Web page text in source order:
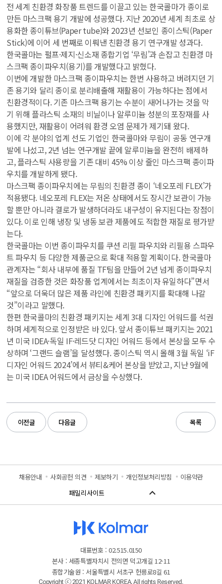
전 세계 친환경 화장품 트렌드를 이끌고 있는 한국콜마가 종이로
만든 마스크팩 용기 개발에 성공했다. 지난 2020년 세계 최초로 상
용화한 종이튜브(Paper tube)와 2023년 선보인 종이스틱(Paper
Stick)에 이어 세 번째로 이뤄낸 친환경 용기 연구개발 성과다.
한국콜마는 펄프·제지·신소재 종합기업 ‘무림’과 손잡고 친환경 마
스크팩 종이파우치(용기)를 개발했다고 밝혔다.
이번에 개발한 마스크팩 종이파우치는 한번 사용하고 버려지던 기
존 용기와 달리 종이로 분리배출해 재활용이 가능하다는 점에서
친환경적이다. 기존 마스크팩 용기는 수분이 새어나가는 것을 막
기 위해 플라스틱 소재의 비닐이나 알루미늄 성분의 포장재를 사
용했지만, 재활용이 어려워 환경 오염 문제가 제기돼 왔다.
이에 각 분야의 업계 선도 기업인 한국콜마와 무림이 공동 연구개
발에 나섰고, 2년 넘는 연구개발 끝에 알루미늄을 완전히 배제하
고, 플라스틱 사용량을 기존 대비 45% 이상 줄인 마스크팩 종이파
우치를 개발하게 됐다.
마스크팩 종이파우치에는 무림의 친환경 종이 ‘네오포레 FLEX’가
적용됐다. 네오포레 FLEX는 저온 상태에서도 장시간 보관이 가능
할 뿐만 아니라 결로가 발생하더라도 내구성이 유지된다는 장점이
있다. 이로 인해 냉장 및 냉동 보관 제품에도 적합한 재질로 평가받
는다.
한국콜마는 이번 종이파우치를 쿠션 리필 파우치와 리필용 스파우
트 파우치 등 다양한 제품군으로 확대 적용할 계획이다. 한국콜마
관계자는 “회사 내부에 품질 TF팀을 만들어 2년 넘게 종이파우치
재질을 검증한 것은 화장품 업계에서는 최초이자 유일하다”면서
“앞으로 더욱더 많은 제품 라인에 친환경 패키지를 확대해 나갈
것”이라고 말했다.
한편 한국콜마의 친환경 패키지는 세계 3대 디자인 어워드를 석권
하며 세계적으로 인정받은 바 있다. 앞서 종이튜브 패키지는 2021
년 미국 IDEA·독일 IF·레드닷 디자인 어워드 등에서 본상을 모두 수
상하며 ‘그랜드 슬램’을 달성했다. 종이스틱 역시 올해 3월 독일 ‘iF
디자인 어워드 2024’에서 뷰티&케어 본상을 받았고, 지난 9월에
는 미국 IDEA 어워드에서 금상을 수상했다.
이전글 다음글 목록
채용안내 사회공헌 의견 제보하기 개인정보처리방침 이용약관
대표번호 : 02.515.0150
본사 : 세종특별자치시 전의면 덕고개길 12-11
종합기술원 : 서울특별시 서초구 헌릉로8길 61
Copyright ⓒ 2021 KOLMAR KOREA. All rights Reserved.